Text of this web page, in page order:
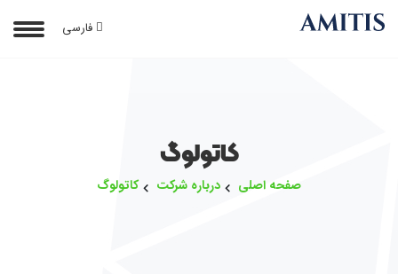
فارسی
کاتولوگ
صفحه اصلی درباره شرکت کاتولوگ